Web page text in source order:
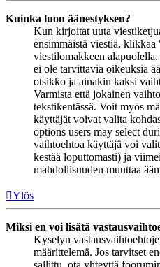
Kuinka luon äänestyksen?
Kun kirjoitat uuta
ensimmäistä viestiä,
viestilomakkeen
ei ole tarvittavia oikeuksia
otsikko ja ainakin kaksi
Varmista että jokainen
tekstikentässä. Voit myös
käyttäjät voivat valita
options users may select
vaihtoehtoa käyttäjä voi
kestää loputtomasti) ja
mahdollisuuden muuttaa
Ylös
Miksi en voi lisätä
Kyselyn
määrittelemä. Jos tarvitset
sallittu, ota yhteyttä